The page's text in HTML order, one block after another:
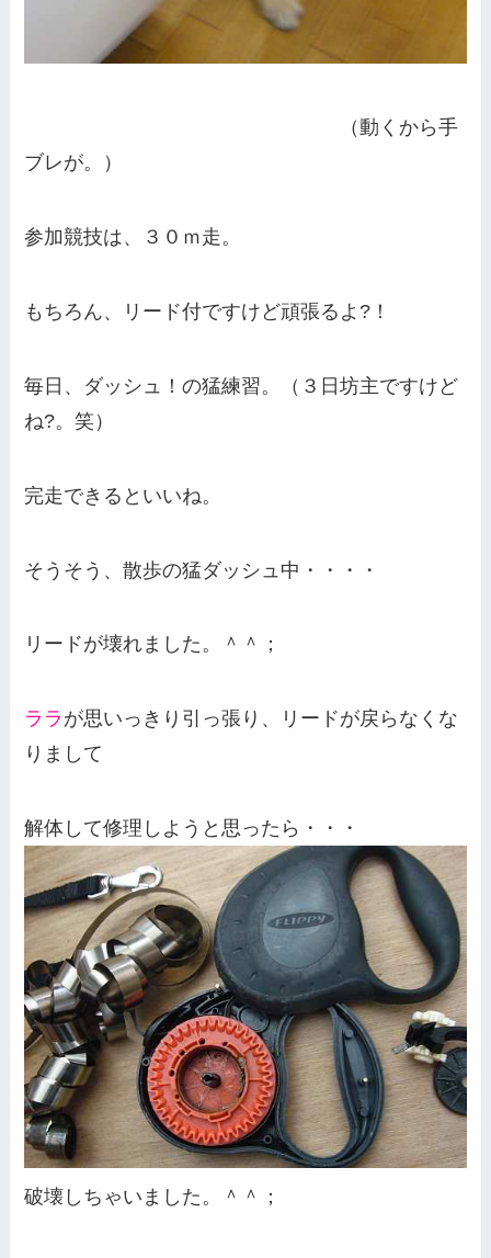
（動くから手
ブレが。）
参加競技は、３０ｍ走。
もちろん、リード付ですけど頑張るよ?！
毎日、ダッシュ！の猛練習。（３日坊主ですけど
ね?。笑）
完走できるといいね。
そうそう、散歩の猛ダッシュ中・・・・
リードが壊れました。＾＾；
ララ が思いっきり引っ張り、リードが戻らなくな
りまして
解体して修理しようと思ったら・・・
破壊しちゃいました。＾＾；